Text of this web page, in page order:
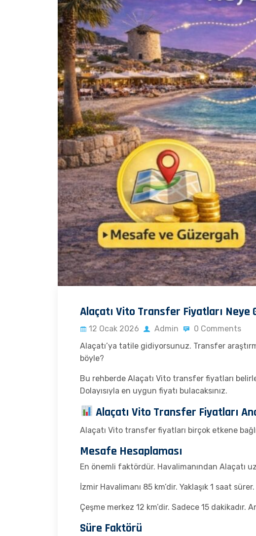
Alaçatı Vito Transfer Fiyatları Neye
12 Ocak 2026 Admin
0 Comments
Alaçatı’ya tatile gidiyorsunuz. Transfer
böyle?
Bu rehberde Alaçatı Vito transfer fiyatları
Dolayısıyla en uygun fiyatı bulacaksınız.
Alaçatı Vito Transfer Fiyatları
Alaçatı Vito transfer fiyatları birçok etkene
Mesafe Hesaplaması
En önemli faktördür. Havalimanından Alaçatı
İzmir Havalimanı 85 km’dir. Yaklaşık 1 saat
Çeşme merkez 12 km’dir. Sadece 15 dakikadır.
Süre Faktörü